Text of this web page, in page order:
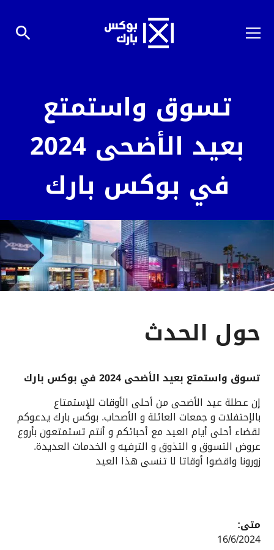
تسوق واستمتع
بعيد الأضحى 2024
في بوكس بارك
حول الحدث
تسوق واستمتع بعيد الأضحى 2024 في بوكس بارك
إن عطلة عيد الأضحى من أحلى الأوقات للإستمتاع
بالإحتفلات و جمعات العائلة و الأصحاب. بوكس بارك يدعوكم
لقضاء أحلى أيام العيد مع أحبائكم و أنتم تستمتعون بأروع
عروض التسوق و التذوق و الترفيه و الخدمات العديدة.
زورونا واقضوا أوقاتا لا تنسى هذا العيد
متى:
16/6/2024